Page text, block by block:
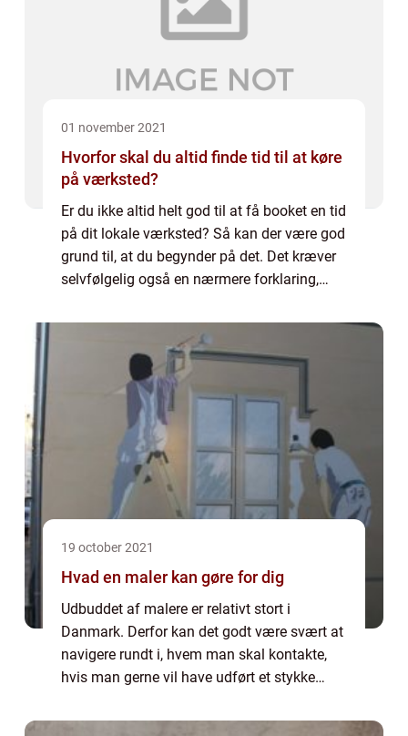
01 november 2021
Hvorfor skal du altid finde tid til at køre
på værksted?
Er du ikke altid helt god til at få booket en tid
på dit lokale værksted? Så kan der være god
grund til, at du begynder på det. Det kræver
selvfølgelig også en nærmere forklaring,
værkstedet prioriteres Tag større...
19 october 2021
Hvad en maler kan gøre for dig
Udbuddet af malere er relativt stort i
Danmark. Derfor kan det godt være svært at
navigere rundt i, hvem man skal kontakte,
hvis man gerne vil have udført et stykke
være ...